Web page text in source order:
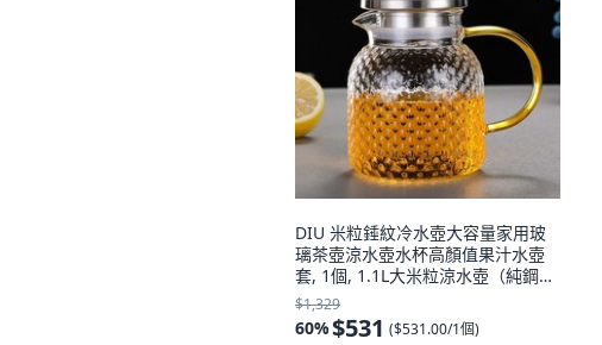
DIU 米粒錘紋冷水壺大容量家用玻
璃茶壺涼水壺水杯高顏值果汁水壺
套, 1個, 1.1L大米粒涼水壺（純鋼
蓋）:如圖, 1L
$1,329
60%$531 ($531.00/1個)